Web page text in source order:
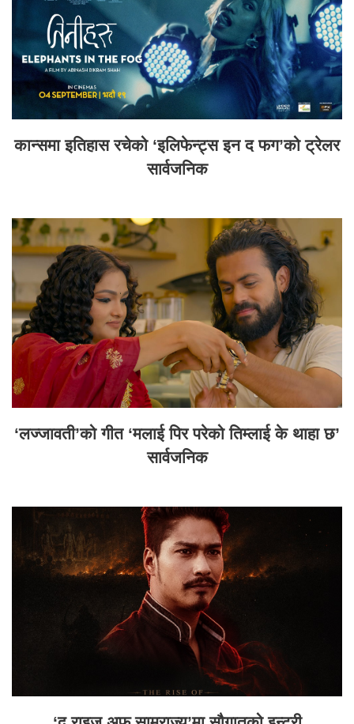
कान्समा इतिहास रचेको ‘इलिफेन्ट्स इन द फग’को ट्रेलर
सार्वजनिक
‘लज्जावती’को गीत ‘मलाई पिर परेको तिम्लाई के थाहा छ’
सार्वजनिक